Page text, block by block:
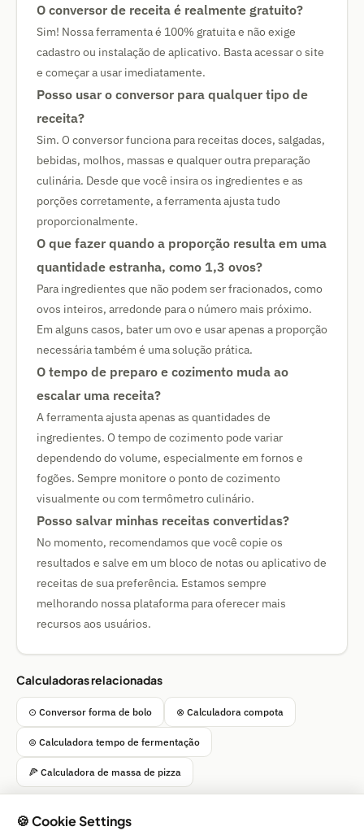
O conversor de receita é realmente gratuito?
Sim! Nossa ferramenta é 100% gratuita e não exige
cadastro ou instalação de aplicativo. Basta acessar o site
e começar a usar imediatamente.
Posso usar o conversor para qualquer tipo de
receita?
Sim. O conversor funciona para receitas doces, salgadas,
bebidas, molhos, massas e qualquer outra preparação
culinária. Desde que você insira os ingredientes e as
porções corretamente, a ferramenta ajusta tudo
proporcionalmente.
O que fazer quando a proporção resulta em uma
quantidade estranha, como 1,3 ovos?
Para ingredientes que não podem ser fracionados, como
ovos inteiros, arredonde para o número mais próximo.
Em alguns casos, bater um ovo e usar apenas a proporção
necessária também é uma solução prática.
O tempo de preparo e cozimento muda ao
escalar uma receita?
A ferramenta ajusta apenas as quantidades de
ingredientes. O tempo de cozimento pode variar
dependendo do volume, especialmente em fornos e
fogões. Sempre monitore o ponto de cozimento
visualmente ou com termômetro culinário.
Posso salvar minhas receitas convertidas?
No momento, recomendamos que você copie os
resultados e salve em um bloco de notas ou aplicativo de
receitas de sua preferência. Estamos sempre
melhorando nossa plataforma para oferecer mais
recursos aos usuários.
Calculadoras relacionadas
⊙ Conversor forma de bolo ⊗ Calculadora compota
⊜ Calculadora tempo de fermentação
🍕 Calculadora de massa de pizza
🍪 Cookie Settings